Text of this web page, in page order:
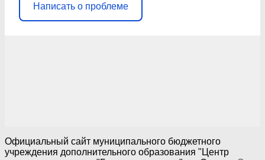
Написать о проблеме
Официальный сайт муниципального бюджетного
учреждения дополнительного образования "Центр